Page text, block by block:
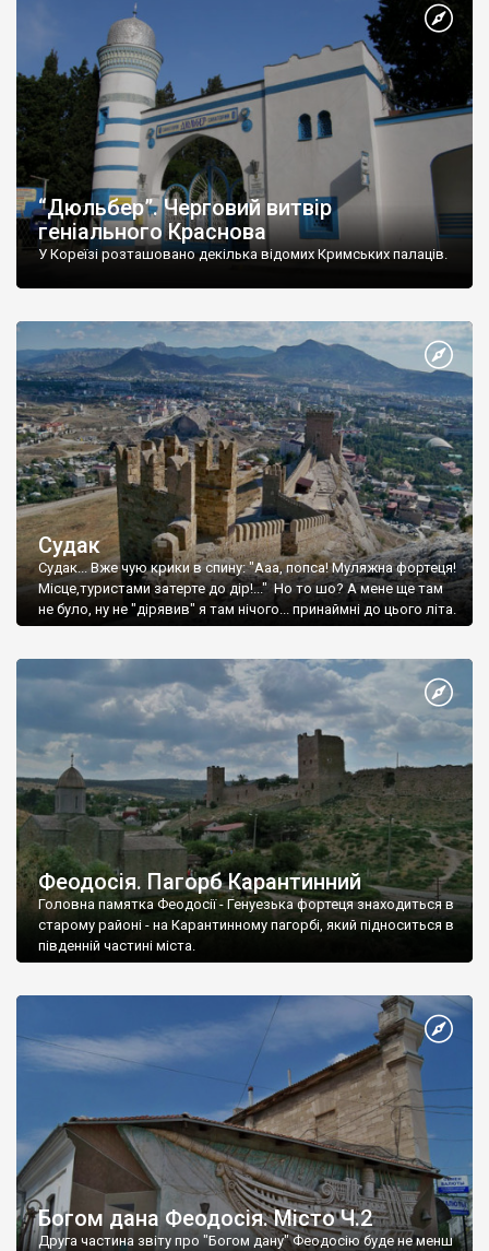
“Дюльбер”. Черговий витвір
геніального Краснова
У Кореїзі розташовано декілька відомих Кримських палаців.
Судак
Судак... Вже чую крики в спину: "Ааа, попса! Муляжна фортеця!
Місце,туристами затерте до дір!..." Но то шо? А мене ще там
не було, ну не "дірявив" я там нічого... принаймні до цього літа.
Феодосія. Пагорб Карантинний
Головна памятка Феодосії - Генуезька фортеця знаходиться в
старому районі - на Карантинному пагорбі, який підноситься в
південній частині міста.
Богом дана Феодосія. Місто Ч.2
Друга частина звіту про "Богом дану" Феодосію буде не менш